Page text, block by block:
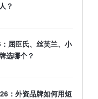
？
屈臣氏、丝芙兰、小
选哪个？
：外资品牌如何用短